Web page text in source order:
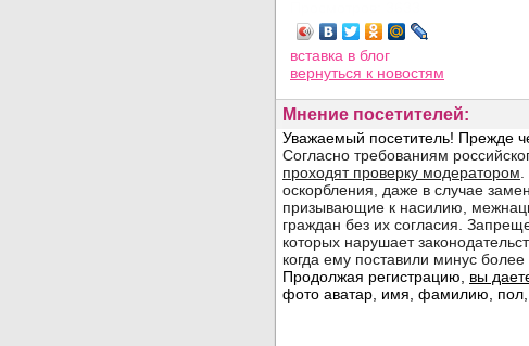
вставка в блог
вернуться к новостям
Мнение посетителей: